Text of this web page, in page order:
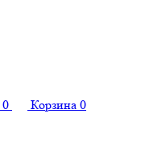
0 Корзина 0